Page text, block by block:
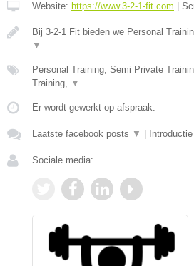
Website: https://www.3-2-1-fit.com
Bij 3-2-1 Fit bieden we Personal
▼
Personal Training, Semi Private
Training, ▼
Er wordt gewerkt op afspraak.
Laatste facebook posts ▼
Sociale media: